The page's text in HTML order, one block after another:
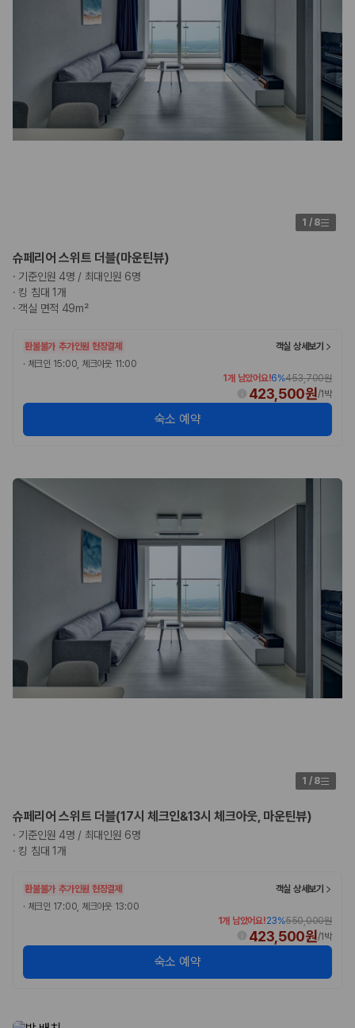
가족 여행, 짐이 많은 여행, 장거리 이동에 적합하며 보험 조건과 차
량 연식을 함께 비교하는 것이 좋습니다.
단체 여행이나 4인 이상 가족 여행에 적합하며 인원수, 짐 공간, 보
험 조건을 함께 확인해야 합니다.
제주렌트카 보험까지 비교해야 진짜 가격비교입
니다
사고 발생 시 일정 금액의 면책금이 발생할 수 있습니다.
보상 한도 내에서 면책금 부담이 줄어드는 보험 조건입니
다.
슈퍼자차:더 높은 보장 조건을 원하는 사용자에게 적합합니다.
2000만 고객이 선택한 렌트카 가격비교 플랫폼
격비교 플랫폼입니다.
사용자 리뷰
예약 가능 차량
1,829
제주렌트카 가격비교 자주 묻는 질문
Q. 제주렌트카 가격비교는 카모아에서 어떻게 하나요?
A. 대여일, 반납일, 인수 지역을 선택하면 제주도 렌트카 업체별 가격, 차종,
보험 조건, 예약 가능 차량을 한 번에 비교할 수 있습니다.
Q. 제주 렌트카 최저가는 무엇을 기준으로 비교해야 하나요?
Q. 제주공항 근처 렌트카도 비교할 수 있나요?
Q. 제주 렌트카 가격비교 시 보험도 함께 비교할 수 있나요?
Q. 가족 여행에는 어떤 제주 렌트카를 비교해야 하나요?
제주렌트카 가격비교 주요 링크
1 / 8
슈페리어 스위트 더블(마운틴뷰)
· 기준인원 4명 / 최대인원 6명
·킹 침대 1개
·객실 면적 49m²
환불불가 추가인원 현장결제
객실 상세보기
· 체크인 15:00, 체크아웃 11:00
1개 남았어요!6%453,700원
423,500원/1박
숙소 예약
1 / 8
슈페리어 스위트 더블(17시 체크인&13시 체크아웃, 마운틴뷰)
· 기준인원 4명 / 최대인원 6명
·킹 침대 1개
환불불가 추가인원 현장결제
객실 상세보기
· 체크인 17:00, 체크아웃 13:00
1개 남았어요!23%550,000원
423,500원/1박
숙소 예약